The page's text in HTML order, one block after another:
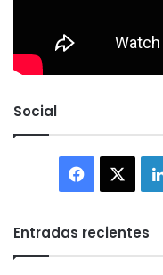
Social
Facebook
Entradas recientes